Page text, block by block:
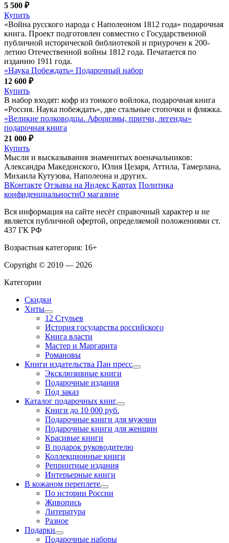
5 500 ₽
Купить
«Война русского народа с Наполеоном 1812 года» подарочная
книга. Проект подготовлен совместно с Государственной
публичной исторической библиотекой и приурочен к 200-
летию Отечественной войны 1812 года. Печатается по
изданию 1911 года.
«Наука Побеждать» Подарочный набор
12 600 ₽
Купить
В набор входят: кофр из тонкого войлока, подарочная книга
«Россия. Наука побеждать», две стальные стопочки и фляжка.
«Великие полководцы. Афоризмы, притчи, легенды»
подарочная книга
21 000 ₽
Купить
Мысли и высказывания знаменитых военачальников:
Александра Македонского, Юлия Цезаря, Аттила, Тамерлана,
Михаила Кутузова, Наполеона и других.
ВКонтакте Отзывы на Яндекс Картах Политика
конфиденциальностиО магазине
Вся информация на сайте несёт справочный характер и не
является публичной офертой, определяемой положениями ст.
437 ГК РФ
Возрастная категория: 16+
Copyright © 2010 — 2026
Категории
Скидки
Хиты
12 Стульев
История государства российского
Книга власти
Мастер и Маргарита
Романовы
Книги издательства Пан пресс
Эксклюзивные книги
Подарочные издания
Под заказ
Каталог подарочных книг
Книги до 10 000 руб.
Подарочные книги для мужчин
Подарочные книги для женщин
Красивые книги
В подарок руководителю
Коллекционные книги
Репринтные издания
Интерьерные книги
В кожаном переплете
По истории России
Живопись
Литература
Разное
Подарки
Подарочные наборы